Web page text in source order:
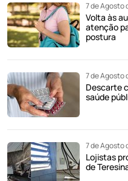
7 de Agosto
Volta às
atenção
postura
7 de Agosto
Descarte
saúde
7 de Agosto
Lojistas
de